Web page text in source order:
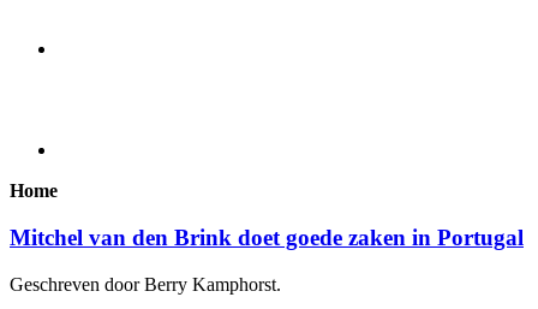
Home
Mitchel van den Brink doet goede zaken in Portugal
Geschreven door Berry Kamphorst.